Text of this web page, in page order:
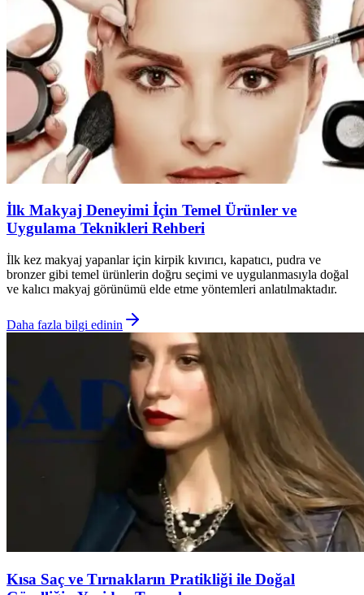
İlk Makyaj Deneyimi İçin Temel Ürünler ve
Uygulama Teknikleri Rehberi
İlk kez makyaj yapanlar için kirpik kıvırıcı, kapatıcı, pudra ve
bronzer gibi temel ürünlerin doğru seçimi ve uygulanmasıyla doğal
ve kalıcı makyaj görünümü elde etme yöntemleri anlatılmaktadır.
Daha fazla bilgi edinin
Kısa Saç ve Tırnakların Pratikliği ile Doğal